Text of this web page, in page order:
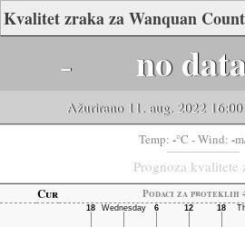
- no
Ažurirano 11. aug. 2022 16:00
Temp: -°C - Wind: -
Prognoza kvalitete
Cur Podaci za proteklih